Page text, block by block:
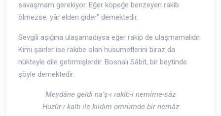
savaşmam gerekiyor. Eğer köpeğe benzeyen rakîb
ölmezse, yâr elden gider” demektedir.
Sevgili aşığına ulaşamadıysa eğer rakip de ulaşmamalıdır.
Kimi şairler ise rakibe olan husumetlerini biraz da
nükteyle dile getirmişlerdir. Bosnalı Sâbit, bir beytinde
şöyle demektedir:
Meydâne geldi na’ş-ı rakîb-i nemîme-sâz
Huzûr-ı kalb ile kıldım ömrümde bir nemâz